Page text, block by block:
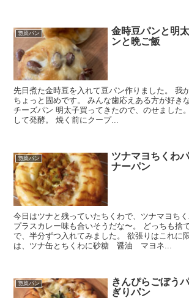
惣菜パン
金時豆パンと明
ンと晩ご飯
先日煮た金時豆を入れて豆パン作りました。 我
ちょっと固めです。 みんな歯応えある方が好き
チーズパン 明太子買ってきたので、のせました
して発酵。 焼く前にクープ...
惣菜パン
ツナマヨちくわ
ナーパン
今日はツナと残っていたちくわで、ツナマヨちく
プラスカレー味も合いそうだな〜。 どっちも捨
で、半分ずつ入れてみました。 欲張りはこれに
は、ツナ缶とちくわに砂糖 醤油 マヨネ...
惣菜パン
きんぴらごぼう
ぎりパン